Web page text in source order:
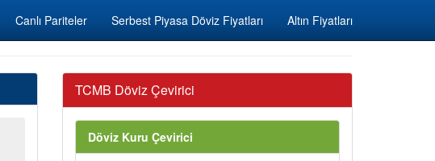
Canlı Pariteler Serbest Piyasa Döviz Fiyatları Altın Fiyatları
TCMB Döviz Çevirici
Döviz Kuru Çevirici